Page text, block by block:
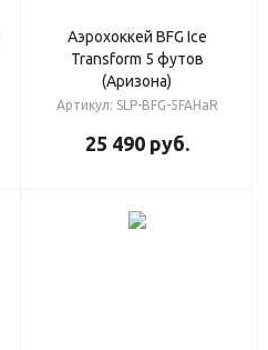
Аэрохоккей BFG Ice
Transform 5 футов
(Аризона)
Артикул: SLP-BFG-5FAHaR
25 490руб.